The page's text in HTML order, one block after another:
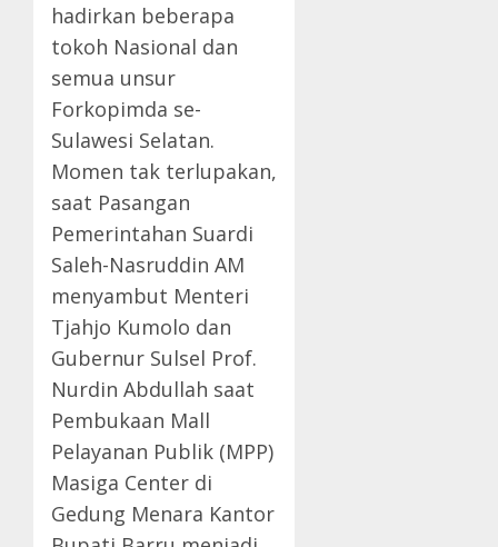
hadirkan beberapa
tokoh Nasional dan
semua unsur
Forkopimda se-
Sulawesi Selatan.
Momen tak terlupakan,
saat Pasangan
Pemerintahan Suardi
Saleh-Nasruddin AM
menyambut Menteri
Tjahjo Kumolo dan
Gubernur Sulsel Prof.
Nurdin Abdullah saat
Pembukaan Mall
Pelayanan Publik (MPP)
Masiga Center di
Gedung Menara Kantor